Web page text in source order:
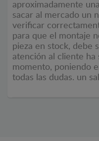
aproximadamente
sacar al mercado un
verificar
para que el montaje
pieza en stock, debe
atención al cliente
momento, poniendo
todas las dudas. un